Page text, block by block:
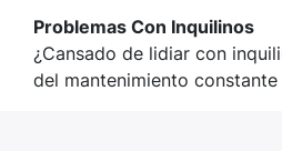
Problemas Con Inquilinos
¿Cansado de lidiar con
del mantenimiento